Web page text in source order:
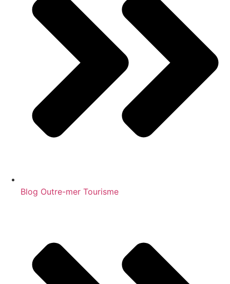
Blog Outre-mer Tourisme